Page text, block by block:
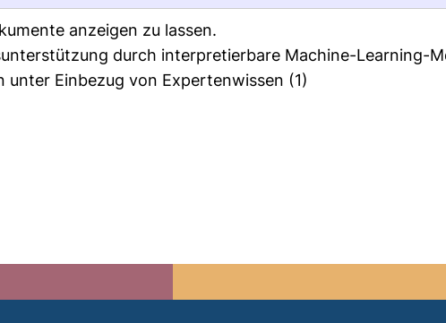
anzeigen zu lassen.
durch interpretierbare Machine-Learning-
Einbezug von Expertenwissen (1)